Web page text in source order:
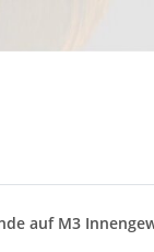
auf M3